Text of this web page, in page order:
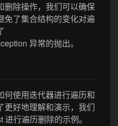
删除操作，我们可以确保
免了集合结构的变化对遍
异常的抛出。
何使用迭代器进行遍历和
更好地理解和演示，我们
行遍历删除的示例。